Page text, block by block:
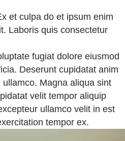
et culpa do et ipsum enim
Laboris quis consectetur
fugiat dolore eiusmod
Deserunt cupidatat anim
Magna aliqua sint
velit tempor aliquip
ullamco velit in est
tempor ex.